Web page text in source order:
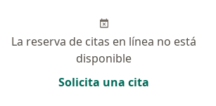
La reserva de citas en línea no está
disponible
Solicita una cita